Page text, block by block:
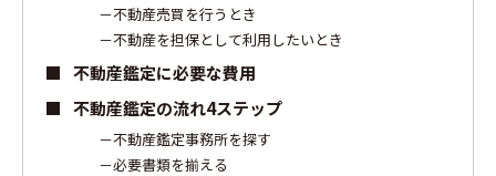
不動産売買を行うとき
不動産を担保として利用したいとき
不動産鑑定に必要な費用
不動産鑑定の流れ4ステップ
不動産鑑定事務所を探す
必要書類を揃える